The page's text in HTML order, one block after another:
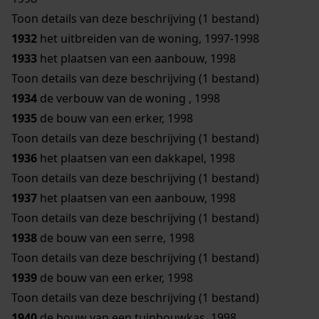
Toon details van deze beschrijving (1 bestand)
1932 het uitbreiden van de woning, 1997-1998
1933 het plaatsen van een aanbouw, 1998
Toon details van deze beschrijving (1 bestand)
1934 de verbouw van de woning , 1998
1935 de bouw van een erker, 1998
Toon details van deze beschrijving (1 bestand)
1936 het plaatsen van een dakkapel, 1998
Toon details van deze beschrijving (1 bestand)
1937 het plaatsen van een aanbouw, 1998
Toon details van deze beschrijving (1 bestand)
1938 de bouw van een serre, 1998
Toon details van deze beschrijving (1 bestand)
1939 de bouw van een erker, 1998
Toon details van deze beschrijving (1 bestand)